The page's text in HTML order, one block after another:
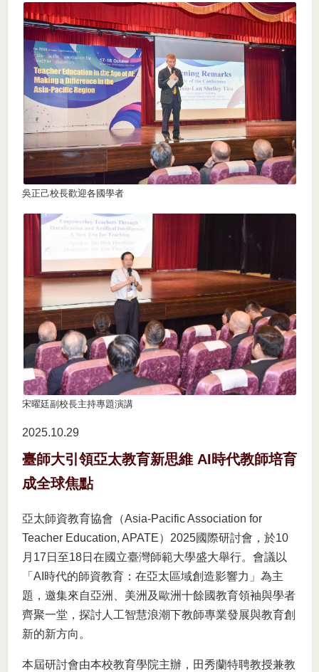
吳正己校長歡迎各國學者
宋曜廷副校長主持專題演講
2025.10 29
臺師大引領亞太教育新思維 AI時代教師培育
成全球焦點
亞太師資教育協會（Asia-Pacific Association for
Teacher Education, APATE）2025國際研討會，於10
月17日至18日在國立臺灣師範大學盛大舉行。會議以
「AI時代的師資教育：在亞太區域創造影響力」為主
題，邀集來自亞洲、美洲及歐洲十餘國教育領袖與學者
齊聚一堂，探討人工智慧浪潮下教師專業發展與教育創
新的新方向。
本屆研討會由本校教育學院主辦，田秀蘭特聘教授兼教